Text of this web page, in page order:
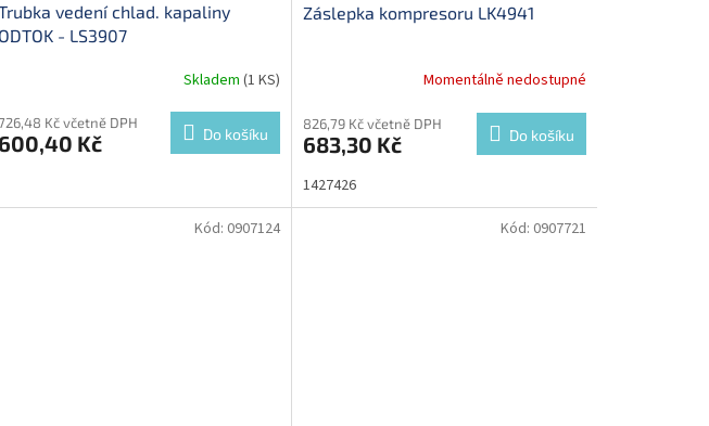
vedení chlad. kapaliny
ODTOK - LS3907
Skladem (1 KS)
Kč včetně DPH
600,40 Kč Do košíku
Záslepka kompresoru LK4941
Momentálně nedostupné
826,79 Kč včetně DPH
683,30 Kč Do košíku
1427426
Kód: 0907124 Kód: 0907721